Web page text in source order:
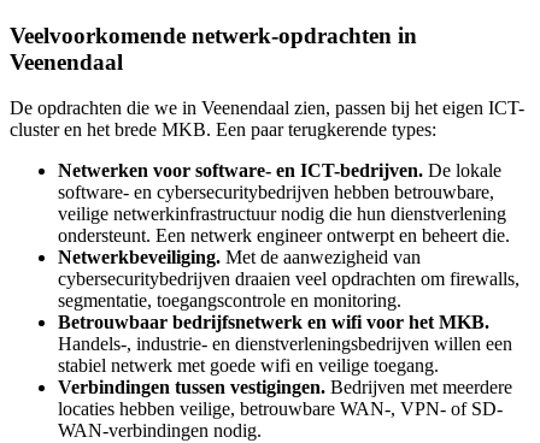
Veelvoorkomende netwerk-opdrachten in
Veenendaal
De opdrachten die we in Veenendaal zien, passen bij het eigen ICT-
cluster en het brede MKB. Een paar terugkerende types:
Netwerken voor software- en ICT-bedrijven. De lokale
software- en cybersecuritybedrijven hebben betrouwbare,
veilige netwerkinfrastructuur nodig die hun dienstverlening
ondersteunt. Een netwerk engineer ontwerpt en beheert die.
Netwerkbeveiliging. Met de aanwezigheid van
cybersecuritybedrijven draaien veel opdrachten om firewalls,
segmentatie, toegangscontrole en monitoring.
Betrouwbaar bedrijfsnetwerk en wifi voor het MKB.
Handels-, industrie- en dienstverleningsbedrijven willen een
stabiel netwerk met goede wifi en veilige toegang.
Verbindingen tussen vestigingen. Bedrijven met meerdere
locaties hebben veilige, betrouwbare WAN-, VPN- of SD-
WAN-verbindingen nodig.